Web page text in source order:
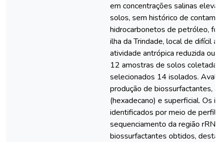
em concentrações salinas
solos, sem histórico de
hidrocarbonetos de petróleo,
ilha da Trindade, local de difícil
atividade antrópica reduzida ou
12 amostras de solos
selecionados 14 isolados.
produção de biossurfactantes,
(hexadecano) e superficial. Os
identificados por meio de perfil
sequenciamento da região
biossurfactantes obtidos,